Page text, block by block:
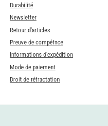
Durabilité
Newsletter
Retour d'articles
Preuve de compétnce
Informations d'expédition
Mode de paiement
Droit de rétractation